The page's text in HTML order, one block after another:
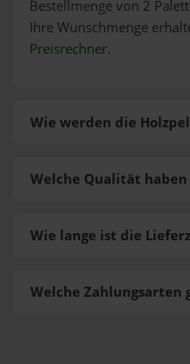
Bestellmenge von 2
Ihre Wunschmenge
Preisrechner.
Wie werden die
Welche Zahlungsarten
Welche Qualität haben
Wie lange ist die